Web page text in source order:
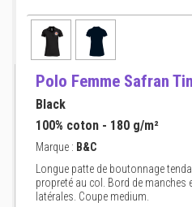
Polo Femme Safran
Black
100% coton - 180 g/m²
Marque : B&C
Longue patte de boutonnage
propreté au col. Bord de manches
latérales. Coupe medium.